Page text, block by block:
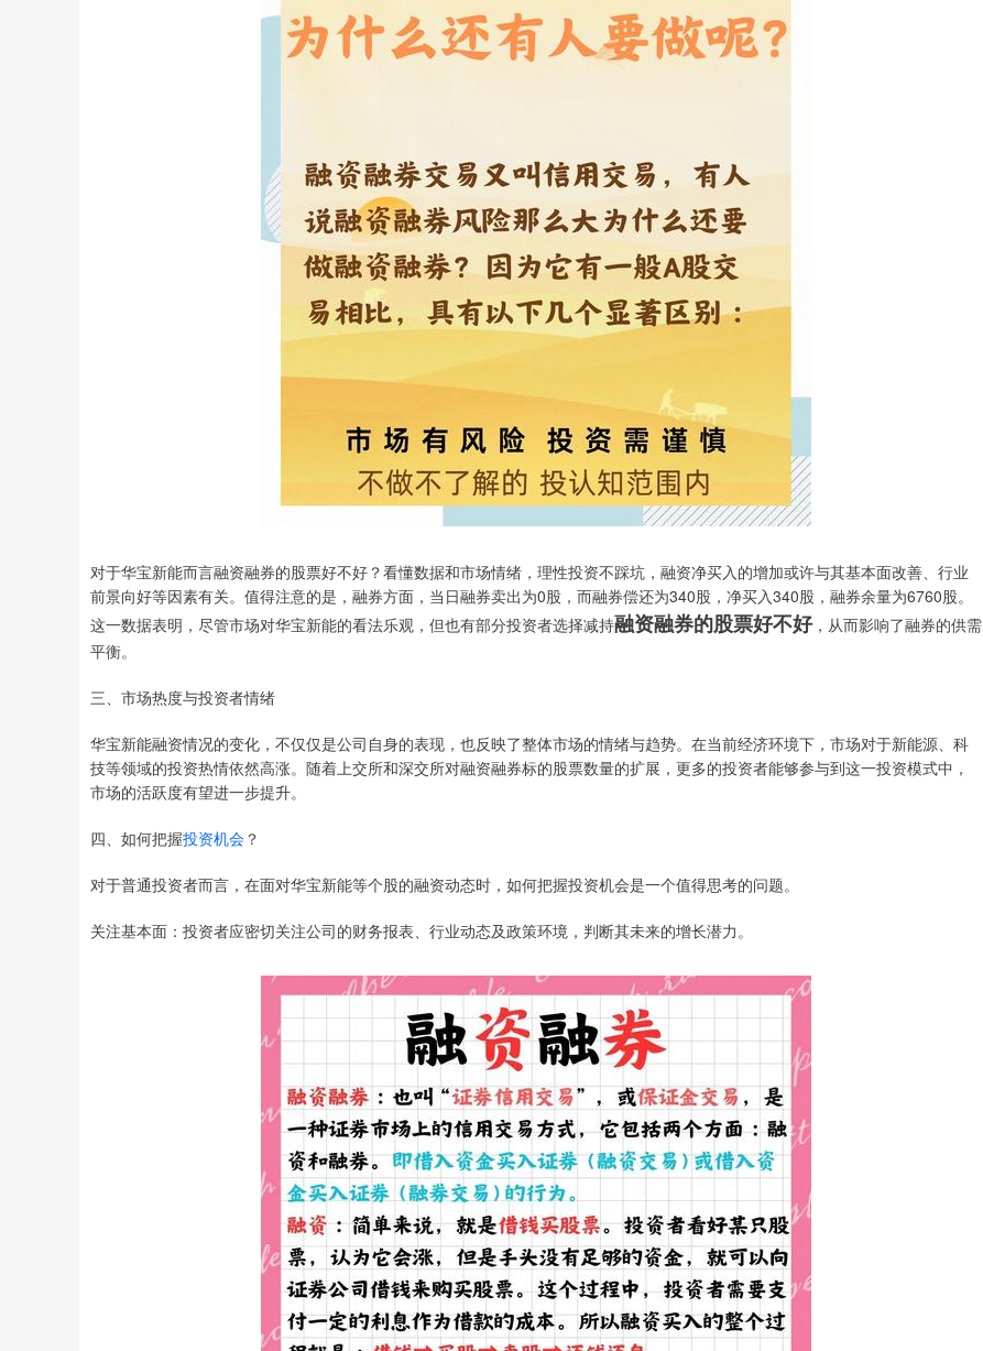
对于华宝新能而言融资融券的股票好不好？看懂数据和市场情绪，理性投资不踩坑，融资净买入的增加或许与其基本面改善、行业
前景向好等因素有关。值得注意的是，融券方面，当日融券卖出为0股，而融券偿还为340股，净买入340股，融券余量为6760股。
这一数据表明，尽管市场对华宝新能的看法乐观，但也有部分投资者选择减持融资融券的股票好不好，从而影响了融券的供需
平衡。
三、市场热度与投资者情绪
华宝新能融资情况的变化，不仅仅是公司自身的表现，也反映了整体市场的情绪与趋势。在当前经济环境下，市场对于新能源、科
技等领域的投资热情依然高涨。随着上交所和深交所对融资融券标的股票数量的扩展，更多的投资者能够参与到这一投资模式中，
市场的活跃度有望进一步提升。
四、如何把握投资机会 ？
对于普通投资者而言，在面对华宝新能等个股的融资动态时，如何把握投资机会是一个值得思考的问题。
关注基本面：投资者应密切关注公司的财务报表、行业动态及政策环境，判断其未来的增长潜力。